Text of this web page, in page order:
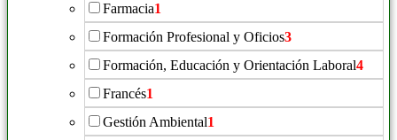
Farmacia1
Formación Profesional y Oficios3
Formación, Educación y Orientación Laboral4
Francés1
Gestión Ambiental1